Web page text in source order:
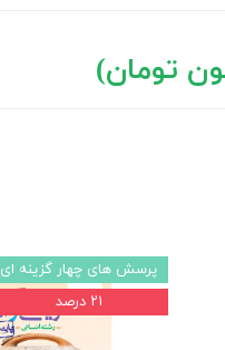
پرسش های چهار گزینه ای
۲۱ درصد